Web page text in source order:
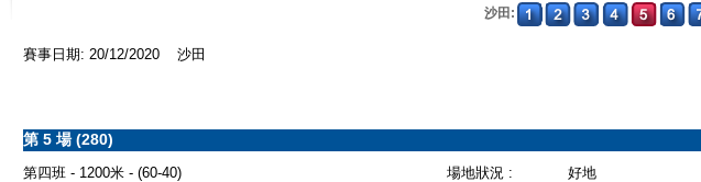
沙田:
賽事日期: 20/12/2020 沙田
第 5 場 (280)
第四班 - 1200米 - (60-40) 場地狀況 :
好地